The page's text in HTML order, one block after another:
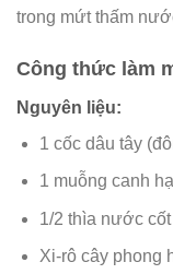
trong mứt thấm
Công thức làm
Nguyên liệu:
1 cốc dâu tây
1 muỗng canh
1/2 thìa nước
Xi-rô cây phong